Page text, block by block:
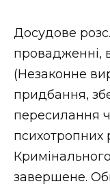
Досудове
провадженні,
(Незаконне
придбання,
пересилання
психотропних
завершене.